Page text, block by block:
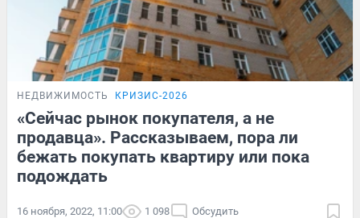
НЕДВИЖИМОСТЬ КРИЗИС-2026
«Сейчас рынок покупателя, а не
продавца». Рассказываем, пора ли
бежать покупать квартиру или пока
подождать
16 ноября, 2022, 11:00 1 098 Обсудить